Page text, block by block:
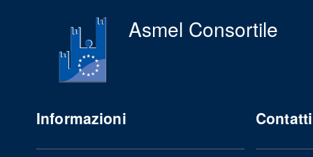
Asmel Consortile
Informazioni Contatti